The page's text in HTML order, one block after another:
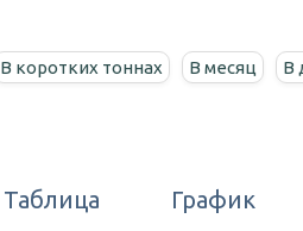
В коротких тоннах В месяц В
Таблица График